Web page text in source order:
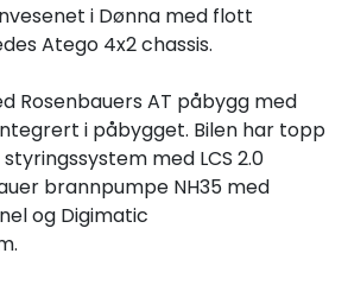
i Dønna med flott
Atego 4x2 chassis.
Rosenbauers AT påbygg med
i påbygget. Bilen har topp
med LCS 2.0
brannpumpe NH35 med
og Digimatic